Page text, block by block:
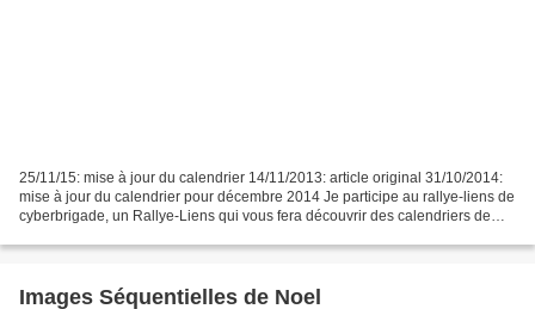
25/11/15: mise à jour du calendrier 14/11/2013: article original 31/10/2014:
mise à jour du calendrier pour décembre 2014 Je participe au rallye-liens de
cyberbrigade, un Rallye-Liens qui vous fera découvrir des calendriers de
Images Séquentielles de Noel